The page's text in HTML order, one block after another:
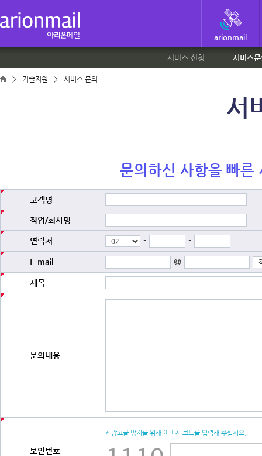
arionmail
서비스 신청 서비스문
> 기술지원 > 서비스 문의
서
문의하신 사항을 빠른
고객명
직업/회사명
연락처 - -
E-mail @
제목
문의내용
보안번호
* 광고글 방지를 위해 이미지 코드를 입력해 주십시오.